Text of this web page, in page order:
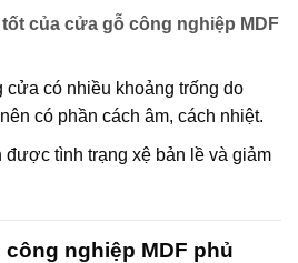
của cửa gỗ công nghiệp MDF
cửa có nhiều khoảng trống do
có phần cách âm, cách nhiệt.
được tình trạng xệ bản lề và giảm
công nghiệp MDF phủ